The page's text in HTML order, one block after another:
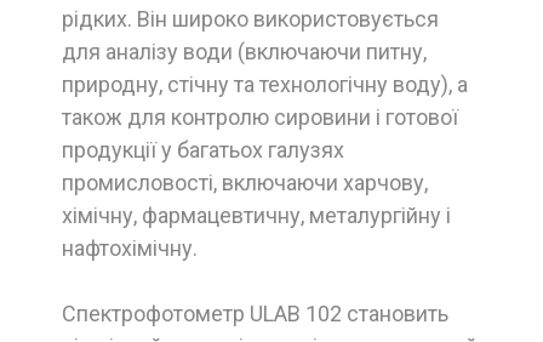
рідких. Він широко використовується
для аналізу води (включаючи питну,
природну, стічну та технологічну воду), а
також для контролю сировини і готової
продукції у багатьох галузях
промисловості, включаючи харчову,
хімічну, фармацевтичну, металургійну і
нафтохімічну.
Спектрофотометр ULAB 102 становить